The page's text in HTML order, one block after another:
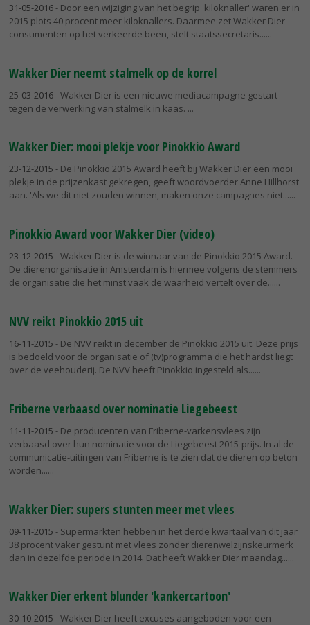
31-05-2016- Door een wijziging van het begrip 'kiloknaller' waren er in
2015 plots 40 procent meer kiloknallers. Daarmee zet Wakker Dier
consumenten op het verkeerde been, stelt staatssecretaris...
Wakker Dier neemt stalmelk op de korrel
25-03-2016- Wakker Dier is een nieuwe mediacampagne gestart
tegen de verwerking van stalmelk in kaas.
Wakker Dier: mooi plekje voor Pinokkio Award
23-12-2015 - De Pinokkio 2015 Award heeft bij Wakker Dier een mooi
plekje in de prijzenkast gekregen, geeft woordvoerder Anne Hillhorst
aan. 'Als we dit niet zouden winnen, maken onze campagnes niet...
Pinokkio Award voor Wakker Dier (video)
23-12-2015 - Wakker Dier is de winnaar van de Pinokkio 2015 Award.
De dierenorganisatie in Amsterdam is hiermee volgens de stemmers
de organisatie die het minst vaak de waarheid vertelt over de...
NVV reikt Pinokkio 2015 uit
16-11-2015 - De NVV reikt in december de Pinokkio 2015 uit. Deze prijs
is bedoeld voor de organisatie of (tv)programma die het hardst liegt
over de veehouderij. De NVV heeft Pinokkio ingesteld als...
Friberne verbaasd over nominatie Liegebeest
11-11-2015 - De producenten van Friberne-varkensvlees zijn
verbaasd over hun nominatie voor de Liegebeest 2015-prijs. In al de
communicatie-uitingen van Friberne is te zien dat de dieren op beton
worden...
Wakker Dier: supers stunten meer met vlees
09-11-2015 - Supermarkten hebben in het derde kwartaal van dit jaar
38 procent vaker gestunt met vlees zonder dierenwelzijnskeurmerk
dan in dezelfde periode in 2014. Dat heeft Wakker Dier maandag...
Wakker Dier erkent blunder 'kankercartoon'
30-10-2015 - Wakker Dier heeft excuses aangeboden voor een